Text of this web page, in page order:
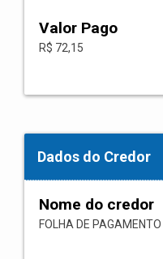
Valor Pago
R$ 72,15
Dados do Credor
Nome do credor
FOLHA DE PAGAMENTO